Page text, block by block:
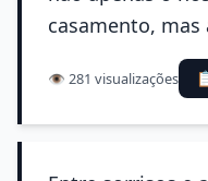
casamento, mas
👁️ 281 visualizações